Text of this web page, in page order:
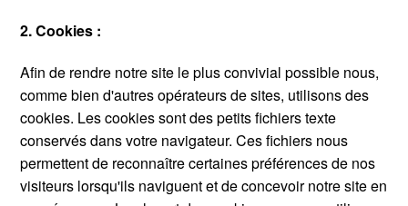
2. Cookies :
Afin de rendre notre site le plus convivial possible nous,
comme bien d'autres opérateurs de sites, utilisons des
cookies. Les cookies sont des petits fichiers texte
conservés dans votre navigateur. Ces fichiers nous
permettent de reconnaître certaines préférences de nos
visiteurs lorsqu'ils naviguent et de concevoir notre site en